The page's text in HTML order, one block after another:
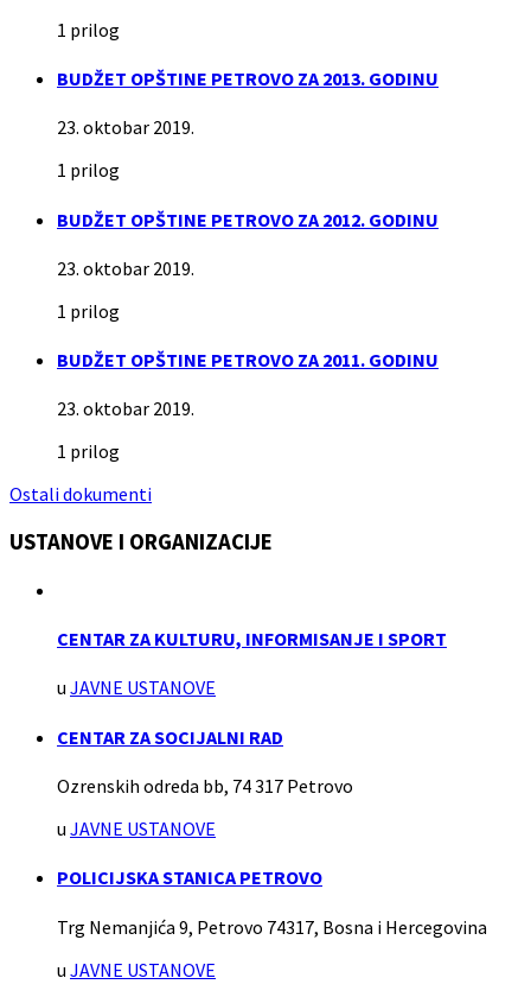
1 prilog
BUDŽET OPŠTINE PETROVO ZA 2013. GODINU
23. oktobar 2019.
1 prilog
BUDŽET OPŠTINE PETROVO ZA 2012. GODINU
23. oktobar 2019.
1 prilog
BUDŽET OPŠTINE PETROVO ZA 2011. GODINU
23. oktobar 2019.
1 prilog
Ostali dokumenti
USTANOVE I ORGANIZACIJE
CENTAR ZA KULTURU, INFORMISANJE I SPORT
u JAVNE USTANOVE
CENTAR ZA SOCIJALNI RAD
Ozrenskih odreda bb, 74 317 Petrovo
u JAVNE USTANOVE
POLICIJSKA STANICA PETROVO
Trg Nemanjića 9, Petrovo 74317, Bosna i Hercegovina
u JAVNE USTANOVE